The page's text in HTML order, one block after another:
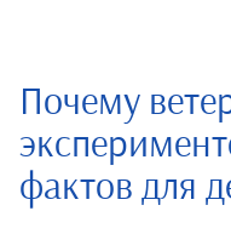
Почему
фактов для